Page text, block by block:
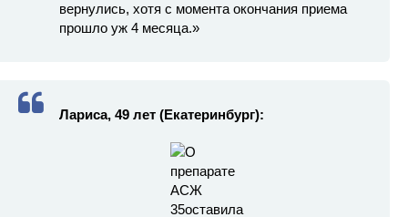
вернулись, хотя с момента окончания приема
прошло уж 4 месяца.»
Лариса, 49 лет (Екатеринбург):